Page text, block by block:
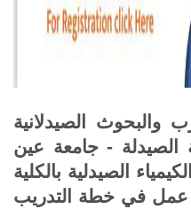
والبحوث الصيدلانية
الصيدلة - جامعة عين
الصيدلية بالكلية
في خطة التدريب